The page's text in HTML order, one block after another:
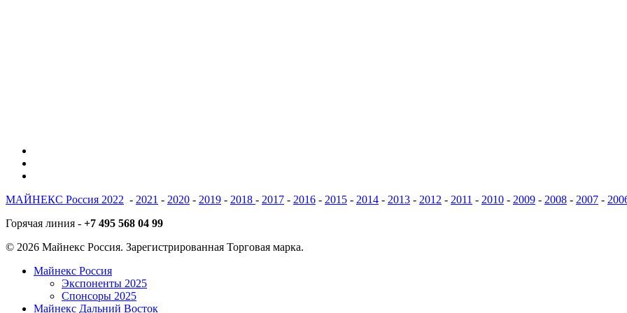
МАЙНЕКС Россия 2022 - 2021 - 2020 - 2019 - 2018 - 2017 - 2016 - 2015 - 2014 - 2013 - 2012 - 2011 - 2010 - 2009 - 2008 - 2007 -
Горячая линия - +7 495 568 04 99
© 2026 Майнекс Россия. Зарегистрированная Торговая марка.
Close
Майнекс Россия
Экспоненты 2025
Спонсоры 2025
Майнекс Дальний Восток